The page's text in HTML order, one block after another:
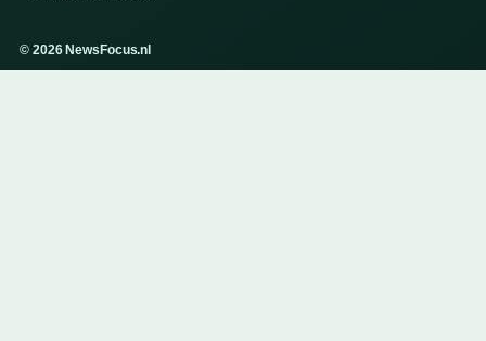
© 2026 NewsFocus.nl